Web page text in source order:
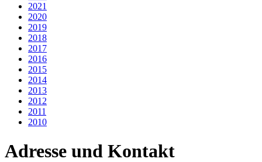
2021
2020
2019
2018
2017
2016
2015
2014
2013
2012
2011
2010
Adresse und Kontakt